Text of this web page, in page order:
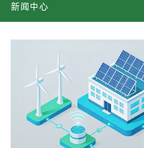
新闻中心